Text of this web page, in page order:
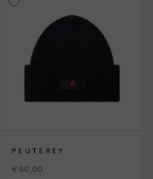
PEUTEREY
€ 60,00